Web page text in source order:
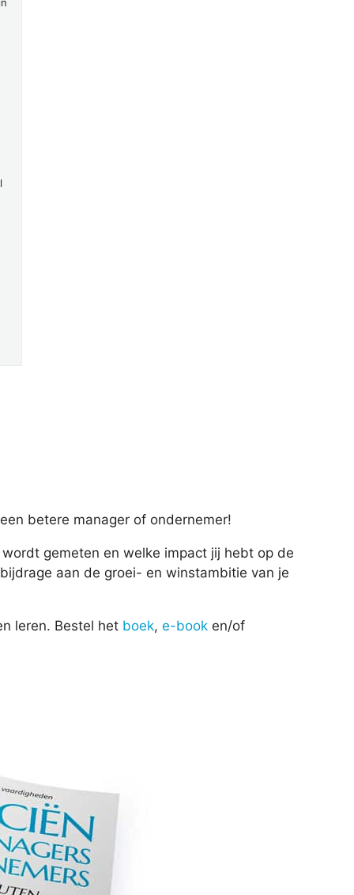
betere manager of ondernemer!
gemeten en welke impact jij hebt op de
aan de groei- en winstambitie van je
leren. Bestel het boek, e-book en/of